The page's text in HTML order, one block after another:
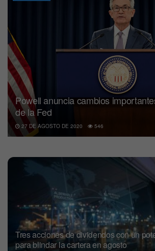
Powell anuncia cambios
de la Fed
27 DE AGOSTO DE 2020 546
Tres acciones de dividendos con un
para blindar la cartera en agosto